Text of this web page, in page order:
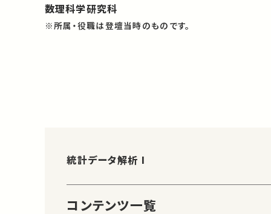
数理科学研究科
※所属・役職は登壇当時のものです。
統計データ解析 I
コンテンツ一覧